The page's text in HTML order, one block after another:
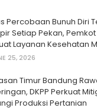
Percobaan Bunuh Diri
Setiap Pekan,
Layanan Kesehatan
25, 2026
Timur Bandung
DKPP Perkuat
Produksi Pertanian